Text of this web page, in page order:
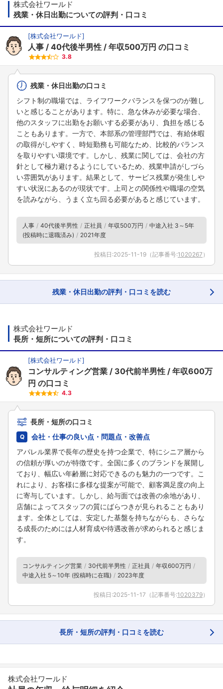
株式会社ワールド
残業・休日出勤についての評判・口コミ
[株式会社ワールド]
人事 40代後半男性 年収500万円 の口コミ
3.8
残業・休日出勤の口コミ
シフト制の職場では、ライフワークバランスを保つのが難し
いと感じることがあります。特に、急な休みが必要な場合、
他のスタッフに出勤をお願いする必要があり、負担を感じる
こともあります。一方で、本部系の管理部門では、有給休暇
の取得がしやすく、時短勤務も可能なため、比較的バランス
を取りやすい環境です。しかし、残業に関しては、会社の方
針として極力避けるようにしているため、残業申請がしづら
い雰囲気があります。結果として、サービス残業が発生しや
すい状況にあるのが現状です。上司との関係性や職場の空気
を読みながら、うまく立ち回る必要があると感じています。
人事 40代後半男性 正社員 年収500万円
中途入社 3～5年
(投稿時に退職済み)
2021年度
投稿日:2025-11-19 （記事番号:1020267 ）
残業・休日出勤の評判・口コミを読む
株式会社ワールド
長所・短所についての評判・口コミ
[株式会社ワールド]
コンサルティング営業 30代前半男性
年収600万
円 の口コミ
4.3
長所・短所の口コミ
会社・仕事の良い点・問題点・改善点
アパレル業界で長年の歴史を持つ企業で、特にシニア層から
の信頼が厚いのが特徴です。全国に多くのブランドを展開し
ており、幅広い年齢層に対応できるのも魅力の一つです。こ
れにより、お客様に多様な提案が可能で、顧客満足度の向上
に寄与しています。しかし、給与面では改善の余地があり、
店舗によってスタッフの質にばらつきが見られることもあり
ます。全体としては、安定した基盤を持ちながらも、さらな
る成長のためには人材育成や待遇改善が求められると感じま
す。
コンサルティング営業 30代前半男性 正社員
年収600万円
中途入社 5～10年 (投稿時に在職)
2023年度
投稿日:2025-11-17 （記事番号:1020379）
長所・短所の評判・口コミを読む
株式会社ワールド